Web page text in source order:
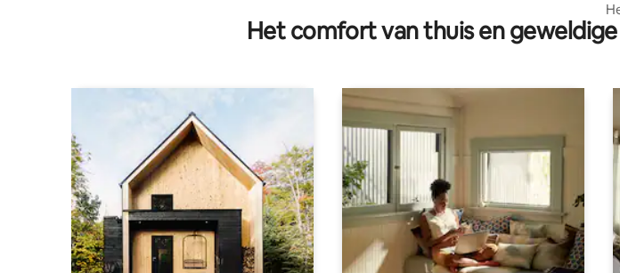
Het comfort van thuis en